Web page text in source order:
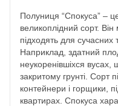
Полуниця “Спокуса” –
великоплідний сорт.
підходять для сучасних
Наприклад, здатний
неукоренівшіхся вусах,
закритому грунті. Сорт
контейнери і горщики,
квартирах. Спокуса